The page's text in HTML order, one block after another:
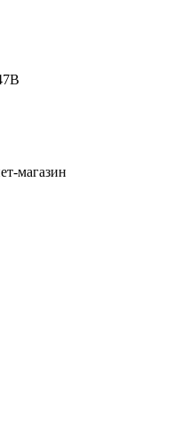
магазин